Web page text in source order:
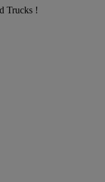
Trucks !